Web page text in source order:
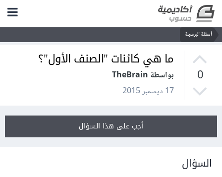
أسئلة البرمجة
0
ما هي كائنات "الصنف الأول"؟
بواسطة TheBrain
17 ديسمبر 2015
أجب على هذا السؤال
السؤال